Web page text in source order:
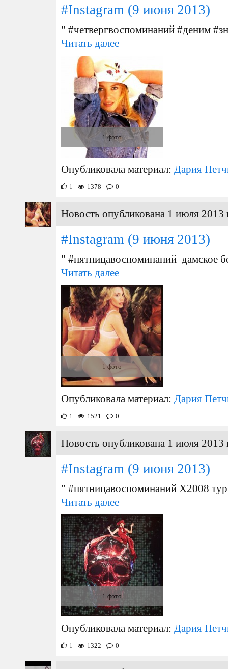
#Instagram (9 июня 2013)
" #четвергвоспоминаний #деним
Читать далее
1 фото
Опубликовала материал: Дария
1 1378 0
Новость опубликована 1 июля 2013
#Instagram (9 июня 2013)
" #пятницавоспоминаний дамское
Читать далее
1 фото
Опубликовала материал: Дария
1 1521 0
Новость опубликована 1 июля 2013
#Instagram (9 июня 2013)
" #пятницавоспоминаний X2008
Читать далее
1 фото
Опубликовала материал: Дария
1 1322 0